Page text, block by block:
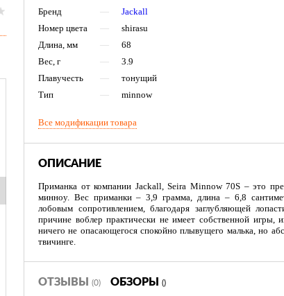
Бренд —
Jackall
Номер цвета
—
shirasu
Длина, мм
—
68
Вес, г
—
3.9
Плавучесть
—
тонущий
Тип
— minnow
Все модификации товара
ОПИСАНИЕ
Приманка от компании Jackall, Seira Minnow 70S – это
минноу. Вес приманки – 3,9 грамма, длина – 6,8
лобовым сопротивлением, благодаря заглубляющей
причине воблер практически не имеет собственной игры,
ничего не опасающегося спокойно плывущего малька, но
твичинге.
ОТЗЫВЫ (0) ОБЗОРЫ ()
Тент LAKER с каркасом для